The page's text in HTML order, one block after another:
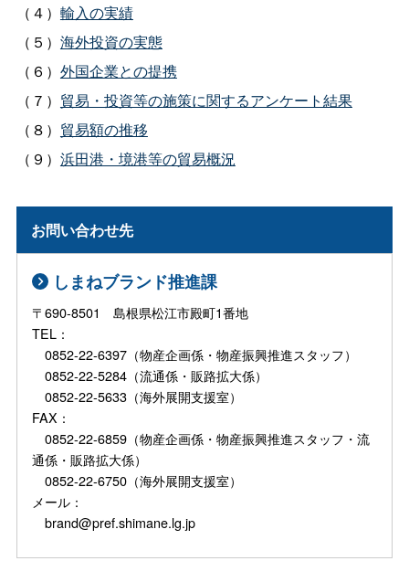
（４） 輸入の実績
（５） 海外投資の実態
（６） 外国企業との提携
（７） 貿易・投資等の施策に関するアンケート結果
（８） 貿易額の推移
（９） 浜田港・境港等の貿易概況
お問い合わせ先
しまねブランド推進課
〒690-8501 島根県松江市殿町1番地
TEL：
0852-22-6397（物産企画係・物産振興推進スタッフ）
0852-22-5284（流通係・販路拡大係）
0852-22-5633（海外展開支援室）
FAX：
0852-22-6859（物産企画係・物産振興推進スタッフ・流
通係・販路拡大係）
0852-22-6750（海外展開支援室）
メール：
brand@pref.shimane.lg.jp